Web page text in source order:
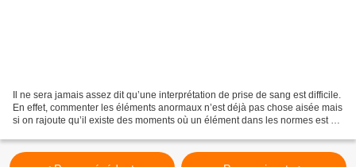
Il ne sera jamais assez dit qu’une interprétation de prise de sang est difficile.
En effet, commenter les éléments anormaux n’est déjà pas chose aisée mais
si on rajoute qu’il existe des moments où un élément dans les normes est en